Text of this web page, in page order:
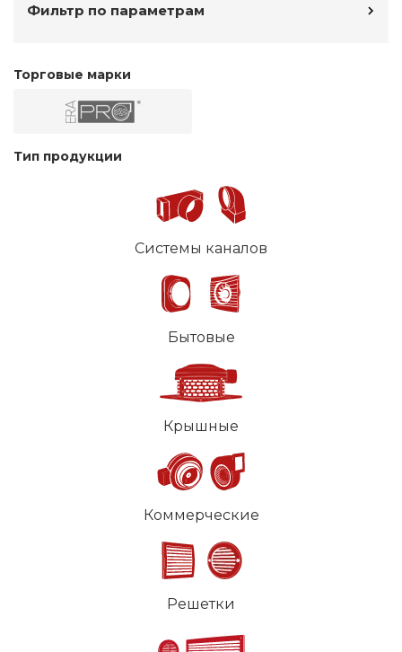
Фильтр по параметрам
Торговые марки
Тип продукции
Системы каналов
Бытовые
Крышные
Коммерческие
Решетки